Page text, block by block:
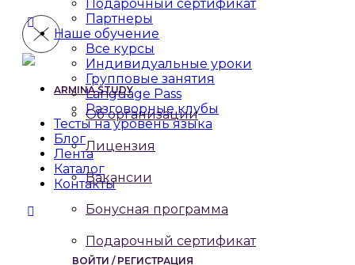
Подарочный сертификат
Партнеры
Наше обучение
Все курсы
Индивидуальные уроки
Групповые занятия
Language Pass
Разговорные клубы
Тесты на уровень языка
Блог
Лента
Каталог
Контакты
ВОЙТИ / РЕГИСТРАЦИЯ
ARMINA STUDY
Об организации
Лицензия
Вакансии
Бонусная программа
Подарочный сертификат